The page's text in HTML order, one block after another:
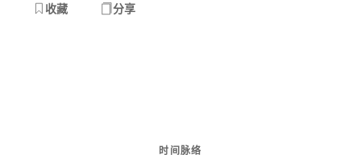
收藏 分享
时间脉络